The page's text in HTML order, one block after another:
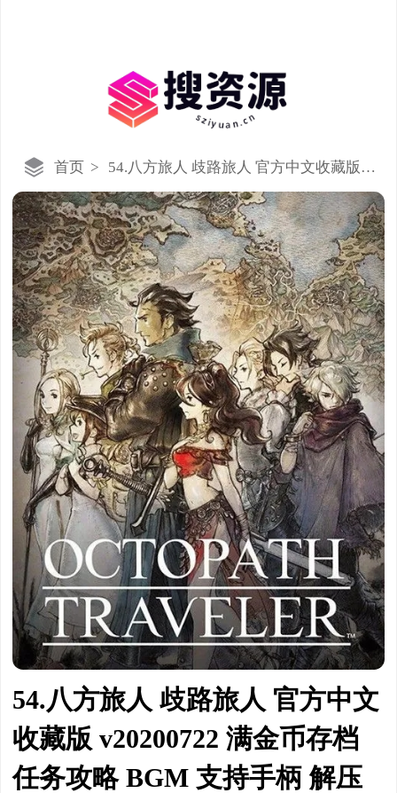
首页 >
54.八方旅人 歧路旅人 官方中文收藏版 v
20200722 满金币存档 任务攻略 BGM 支
持手柄 解压即玩
54.八方旅人 歧路旅人 官方中文
收藏版 v20200722 满金币存档
任务攻略 BGM 支持手柄 解压